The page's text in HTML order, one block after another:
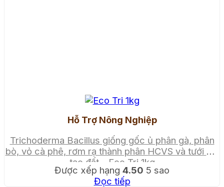
Hỗ Trợ Nông Nghiệp
Trichoderma Bacillus giống gốc ủ phân gà, phân
bò, vỏ cà phê, rơm rạ thành phân HCVS và tưới cải
tạo đất – Eco Tri 1kg
Được xếp hạng 4.50 5 sao
Đọc tiếp